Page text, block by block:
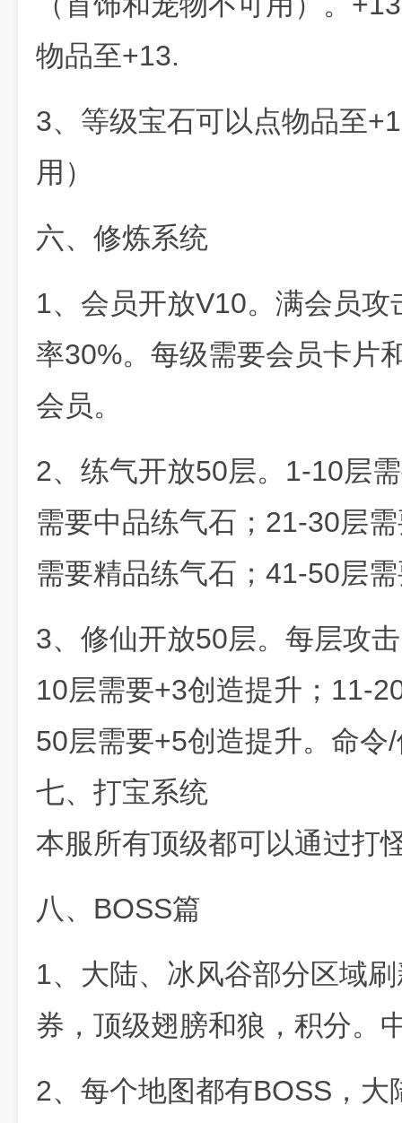
物品至+13.
3、等级宝石可以点物品至
用）
六、修炼系统
1、会员开放V10。满会员
率30%。每级需要会员卡片
会员。
2、练气开放50层。1-10层
需要中品练气石；21-30层
需要精品练气石；41-50层
3、修仙开放50层。每层攻
10层需要+3创造提升；11-
50层需要+5创造提升。命令
七、打宝系统
本服所有顶级都可以通过打
八、BOSS篇
1、大陆、冰风谷部分区域
券，顶级翅膀和狼，积分。
2、每个地图都有BOSS，